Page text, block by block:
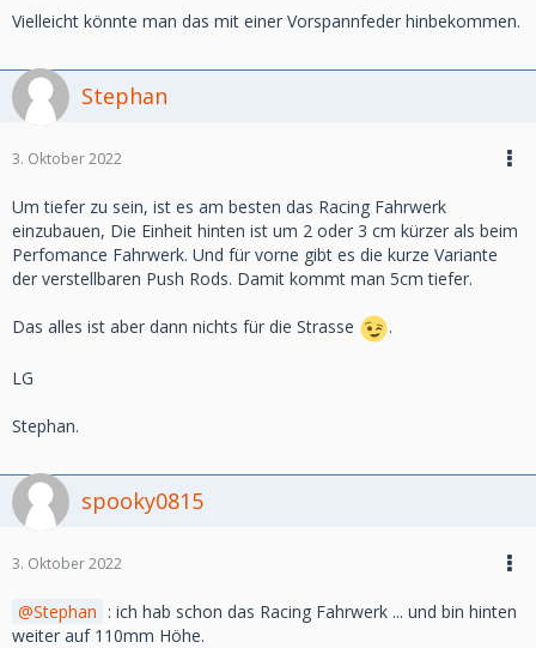
Vielleicht könnte man das mit einer Vorspannfeder hinbekommen.
Stephan
3. Oktober 2022
Um tiefer zu sein, ist es am besten das Racing Fahrwerk
einzubauen, Die Einheit hinten ist um 2 oder 3 cm kürzer als beim
Perfomance Fahrwerk. Und für vorne gibt es die kurze Variante
der verstellbaren Push Rods. Damit kommt man 5cm tiefer.
Das alles ist aber dann nichts für die Strasse .
LG
Stephan.
spooky0815
3. Oktober 2022
Stephan : ich hab schon das Racing Fahrwerk ... und bin hinten
weiter auf 110mm Höhe.